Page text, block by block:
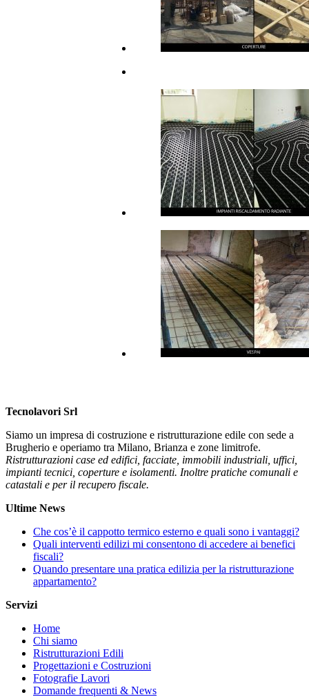
Tecnolavori Srl
Siamo un impresa di costruzione e ristrutturazione edile con sede a
Brugherio e operiamo tra Milano, Brianza e zone limitrofe.
Ristrutturazioni case ed edifici, facciate, immobili industriali, uffici,
impianti tecnici, coperture e isolamenti. Inoltre pratiche comunali e
catastali e per il recupero fiscale.
Ultime News
Che cos’è il cappotto termico esterno e quali sono i vantaggi?
Quali interventi edilizi mi consentono di accedere ai benefici
fiscali?
Quando presentare una pratica edilizia per la ristrutturazione
appartamento?
Servizi
Home
Chi siamo
Ristrutturazioni Edili
Progettazioni e Costruzioni
Fotografie Lavori
Domande frequenti & News